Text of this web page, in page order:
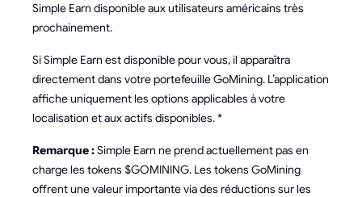
Simple Earn disponible aux utilisateurs américains très
prochainement.
Si Simple Earn est disponible pour vous, il apparaîtra
directement dans votre portefeuille GoMining. L’application
affiche uniquement les options applicables à votre
localisation et aux actifs disponibles. *
Remarque :Simple Earn ne prend actuellement pas en
charge les tokens $GOMINING. Les tokens GoMining
offrent une valeur importante via des réductions sur les